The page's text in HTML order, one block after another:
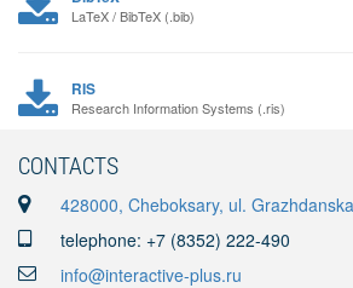
LaTeX / BibTeX (.bib)
RIS
Research Information Systems (.ris)
CONTACTS
428000, Cheboksary, ul.
telephone: +7 (8352) 222-490
info@interactive-plus.ru